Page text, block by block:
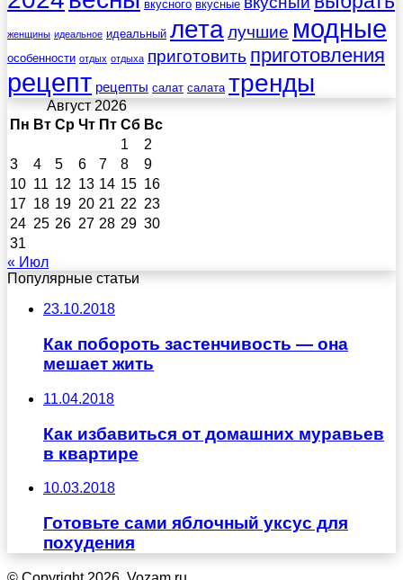
вкусного вкусные
женщины идеальное идеальный леталучшие модные
особенности отдых отдыха приготовить приготовления
рецепт рецепты салат салата тренды
Август 2026
Пн Вт Ср Чт Пт Сб Вс
1
2
3
4 5 6 7 8
9
10 11 12 13 14 15 16
17 18 19 20 21 22 23
24 25 26 27 28 29 30
31
« Июл
Популярные статьи
23.10.2018
Как побороть застенчивость — она
мешает жить
11.04.2018
Как избавиться от домашних муравьев
в квартире
10.03.2018
Готовьте сами яблочный уксус для
похудения